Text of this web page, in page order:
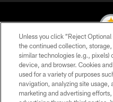
© 2026 Pittsburgh
TERMS
Unless you click “Reject
the continued collection,
similar technologies (e.g., pixels)
device, and browser. Cookies
used for a variety of purposes
navigation, analyzing site usage,
marketing and advertising